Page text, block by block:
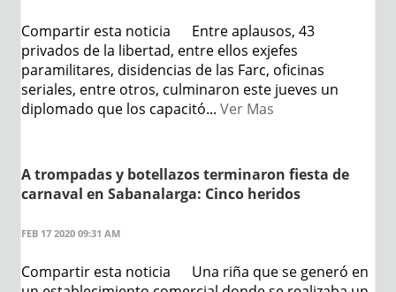
Compartir esta noticia Entre aplausos, 43
privados de la libertad, entre ellos exjefes
paramilitares, disidencias de las Farc, oficinas
seriales, entre otros, culminaron este jueves un
diplomado que los capacitó... Ver Mas
A trompadas y botellazos terminaron fiesta de
carnaval en Sabanalarga: Cinco heridos
FEB 17 2020 09:31 AM
Compartir esta noticia Una riña que se generó en